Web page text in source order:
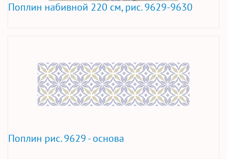
Поплин набивной 220 см, рис. 9629-9630
Поплин рис. 9629 - основа